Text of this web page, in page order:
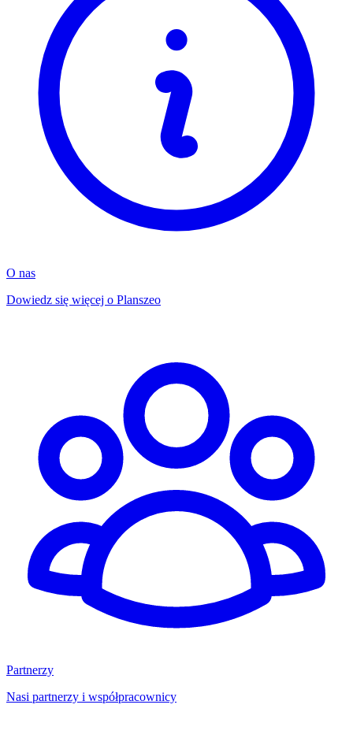
O nas
Dowiedz się więcej o Planszeo
Partnerzy
Nasi partnerzy i współpracownicy